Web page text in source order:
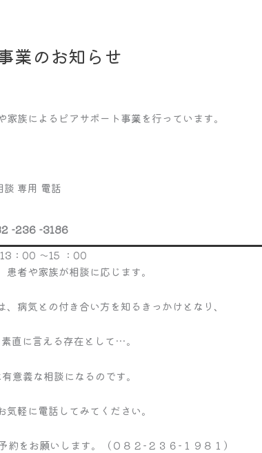
業のお知らせ
族によるピアサポート事業を行っています。
談 専用 電話
-236 -3186
：00 ～15 ：00
患者や家族が相談に応じます。
病気との付き合い方を知るきっかけとなり、
直に言える存在として…。
意義な相談になるのです。
軽に電話してみてください。
をお願いします。（０８２−２３６−１９８１）